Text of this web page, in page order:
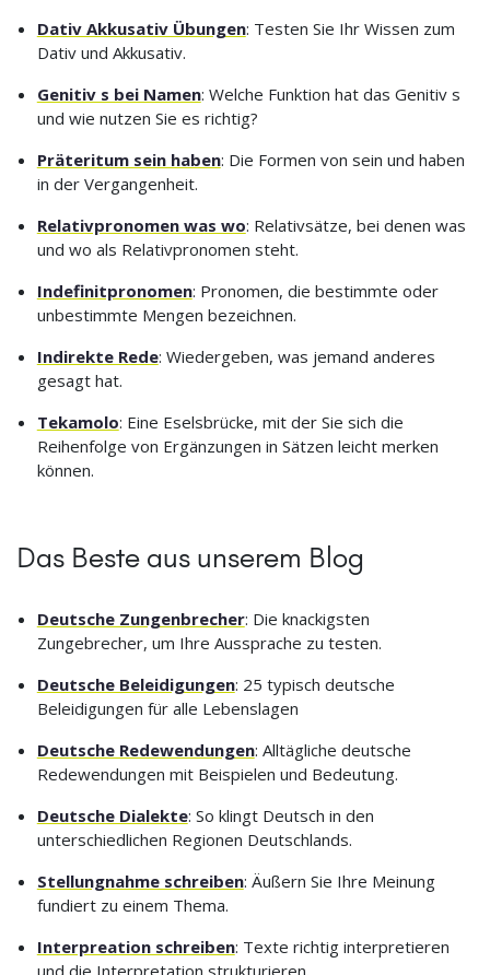
Dativ Akkusativ Übungen: Testen Sie Ihr Wissen zum
Dativ und Akkusativ.
Genitiv s bei Namen: Welche Funktion hat das Genitiv s
und wie nutzen Sie es richtig?
Präteritum sein haben: Die Formen von sein und haben
in der Vergangenheit.
Relativpronomen was wo: Relativsätze, bei denen was
und wo als Relativpronomen steht.
Indefinitpronomen: Pronomen, die bestimmte oder
unbestimmte Mengen bezeichnen.
Indirekte Rede: Wiedergeben, was jemand anderes
gesagt hat.
Tekamolo: Eine Eselsbrücke, mit der Sie sich die
Reihenfolge von Ergänzungen in Sätzen leicht merken
können.
Das Beste aus unserem Blog
Deutsche Zungenbrecher: Die knackigsten
Zungebrecher, um Ihre Aussprache zu testen.
Deutsche Beleidigungen: 25 typisch deutsche
Beleidigungen für alle Lebenslagen
Deutsche Redewendungen: Alltägliche deutsche
Redewendungen mit Beispielen und Bedeutung.
Deutsche Dialekte: So klingt Deutsch in den
unterschiedlichen Regionen Deutschlands.
Stellungnahme schreiben: Äußern Sie Ihre Meinung
fundiert zu einem Thema.
Interpreation schreiben: Texte richtig interpretieren